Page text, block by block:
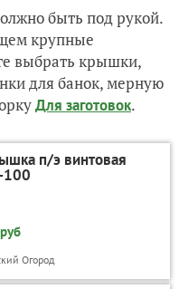
быть под рукой.
крупные
выбрать крышки,
для банок, мерную
Для заготовок.
п/э винтовая
Огород